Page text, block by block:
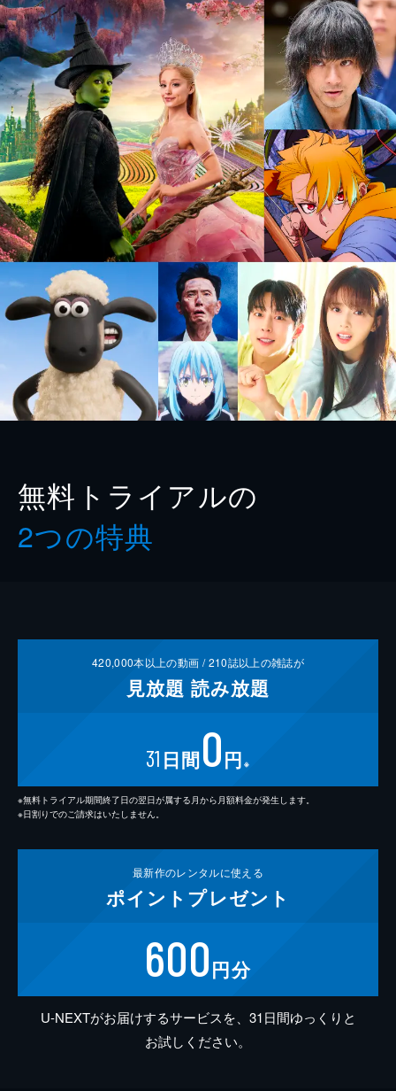
無料トライアルの
2つの特典
420,000本以上の動画 /210誌以上の雑誌が
見放題 読み放題
31 日間0円 ※
※無料トライアル期間終了日の翌日が属する月から月額料金が発生します。
※日割りでのご請求はいたしません。
最新作のレンタルに使える
ポイント プレゼント
600円分
U-NEXTがお届けするサービスを、31日間ゆっくりと
お試しください。